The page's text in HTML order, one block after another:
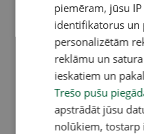
piemēram, jūsu
identifikatorus un
personalizētām
reklāmu un
ieskatiem un
Trešo pušu
apstrādāt jūsu
nolūkiem, tostarp